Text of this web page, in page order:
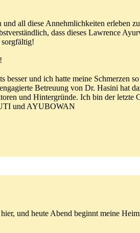
all diese Annehmlichkeiten erleben
dass dieses Lawrence
sorgfältig!
besser und ich hatte meine Schmerzen
Betreuung von Dr. Hasini hat
und Hintergründe. Ich bin der letzte
und AYUBOWAN
und heute Abend beginnt meine